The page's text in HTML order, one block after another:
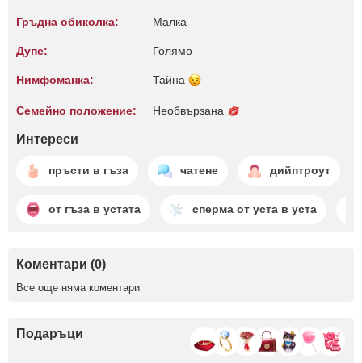
Гръдна обиколка: Малкa
Дупе: Голямо
Нимфоманка: Тайна
Семейно положение: Необвързана
Интереси
пръсти в гъза чатене дийптроут
от гъза в устата сперма от уста в уста
Коментари (0)
Все още няма коментари
Подаръци